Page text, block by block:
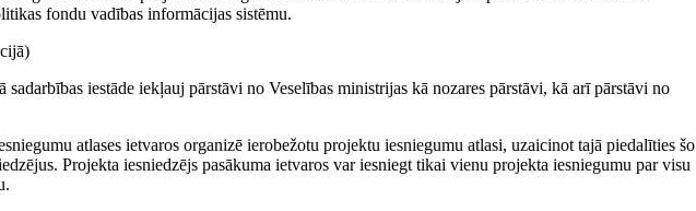
fondu vadības informācijas sistēmu.
iestāde iekļauj pārstāvi no Veselības ministrijas kā nozares pārstāvi, kā arī pārstāvi no
atlases ietvaros organizē ierobežotu projektu iesniegumu atlasi, uzaicinot tajā piedalīties šo
Projekta iesniedzējs pasākuma ietvaros var iesniegt tikai vienu projekta iesniegumu par visu